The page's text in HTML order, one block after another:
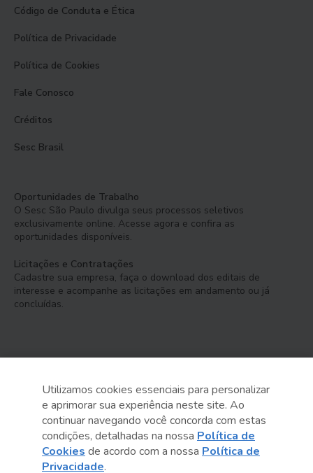
Código de Conduta e Ética
Política de Privacidade
Política de Cookies
Fale Conosco
Créditos
Sesc Brasil
Oportunidades de Trabalho
O Sesc São Paulo divulga seus processos seletivos
exclusivamente online. Acesse agora e confira as
oportunidades disponíveis.
Licitações e Contratações
Cadastre sua empresa, faça o download dos editais de
interesse e acompanhe as licitações em andamento ou já
concluídas.
Serviço Social do Comércio
Administração Regional no Estado de São Paulo
Sesc São Paulo por aí:
Utilizamos cookies essenciais para personalizar
e aprimorar sua experiência neste site. Ao
continuar navegando você concorda com estas
condições, detalhadas na nossa Política de
Cookies de acordo com a nossa Política de
Privacidade.